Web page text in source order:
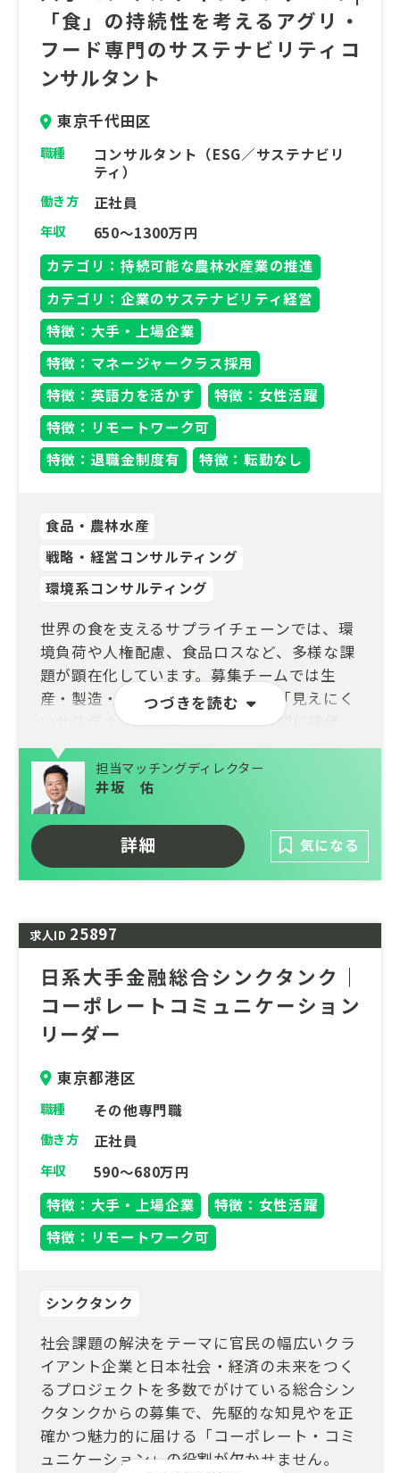
今回募集ポジションは採用業務（主にキャリ
ア採用）を6～7割、その他（仕事情報参照）
の領域で適性やご希望に合う人事領域を3～4
「食」の持続性を考えるアグリ・
フード専門のサステナビリティコ
ンサルタント
東京千代田区
職種
コンサルタント（ESG／サステナビリ
ティ）
働き方 正社員
年収
650～1300万円
カテゴリ：持続可能な農林水産業の推進
カテゴリ：企業のサステナビリティ経営
特徴：大手・上場企業
特徴：マネージャークラス採用
特徴：英語力を活かす
特徴：女性活躍
特徴：リモートワーク可
特徴：退職金制度有
特徴：転勤なし
つづきを読む
食品・農林水産
戦略・経営コンサルティング
環境系コンサルティング
世界の食を支えるサプライチェーンでは、環
境負荷や人権配慮、食品ロスなど、多様な課
題が顕在化しています。募集チームでは生
産・製造・流通の全工程において「見えにく
いサステナブルな取り組み」を適切に評価
し、付加価値へ昇華させる社会の実現を目指
すアグリ・フード専門の精鋭組織です。
官公庁や大手企業に対し、食品ロスの削減、
SCMの高度化、トレーサビリティの普及な
ど、AIなどの先進技術も掛け合わせた先端プ
ロジェクトを幅広く手掛けています。
ションを起点に、制度設計からビジネス実装
まで、市場の新たな仕組みを自ら創り出せる
刺激的な環境です。
ご応募、お問い合わせをお待ちしておりま
す。
担当マッチングディレクター
井坂 佑
詳細 気になる
求人ID 25897
日系大手金融総合シンクタンク｜
コーポレートコミュニケーション
リーダー
東京都港区
職種 その他専門職
働き方 正社員
年収
590～680万円
特徴：大手・上場企業
特徴：女性活躍
特徴：リモートワーク可
シンクタンク
社会課題の解決をテーマに官民の幅広いクラ
イアント企業と日本社会・経済の未来をつく
るプロジェクトを多数でがけている総合シン
クタンクからの募集で、先駆的な知見やを正
確かつ魅力的に届ける「コーポレート・コミ
ュニケーション」の役割が欠かせません。